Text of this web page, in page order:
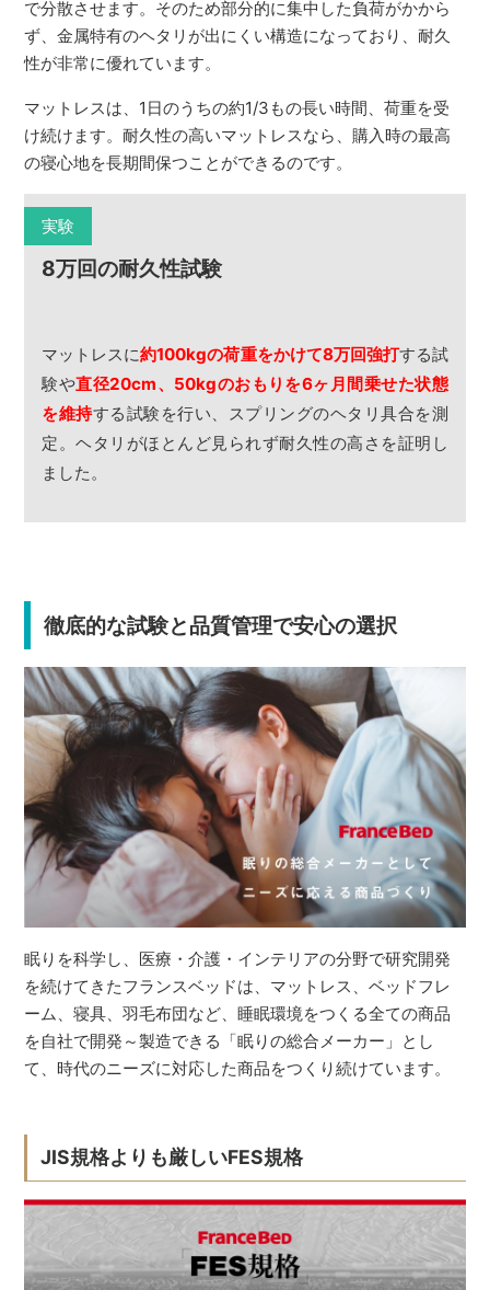
で分散させます。そのため部分的に集中した負荷がかから
ず、金属特有のヘタリが出にくい構造になっており、耐久
性が非常に優れています。
マットレスは、1日のうちの約1/3もの長い時間、荷重を受
け続けます。耐久性の高いマットレスなら、購入時の最高
の寝心地を長期間保つことができるのです。
実験
8万回の耐久性試験
マットレスに約100kgの荷重をかけて8万回強打する試
験や直径20cm、50kgのおもりを6ヶ月間乗せた状態
を維持する試験を行い、スプリングのヘタリ具合を測
定。ヘタリがほとんど見られず耐久性の高さを証明し
ました。
徹底的な試験と品質管理で安心の選択
眠りを科学し、医療・介護・インテリアの分野で研究開発
を続けてきたフランスベッドは、マットレス、ベッドフレ
ーム、寝具、羽毛布団など、睡眠環境をつくる全ての商品
を自社で開発～製造できる「眠りの総合メーカー」とし
て、時代のニーズに対応した商品をつくり続けています。
JIS規格よりも厳しいFES規格